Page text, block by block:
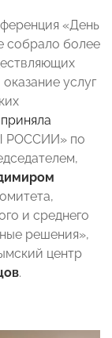
«День
собрало более
услуг
РОССИИ» по
и среднего
решения»,
центр
.